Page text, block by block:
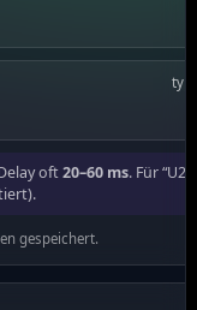
oft20–60 ms. Für “U2/
gespeichert.